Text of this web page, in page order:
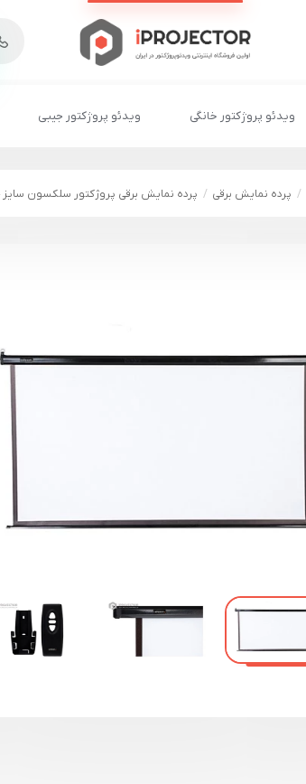
8
ویدئو پروژکتور خانگی ویدئو پروژکتور جیبی
پرده نمایش برقی پرده نمایش برقی پروژکتور سلکسون سایز 6x4 مشکی